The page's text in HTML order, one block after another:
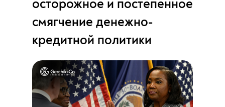
осторожное и постепенное
смягчение денежно-
кредитной политики